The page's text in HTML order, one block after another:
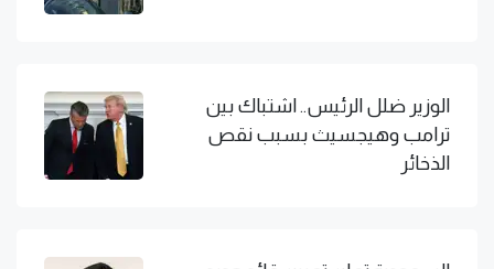
الوزير ضلل الرئيس.. اشتباك بين
ترامب وهيجسيث بسبب نقص
الذخائر